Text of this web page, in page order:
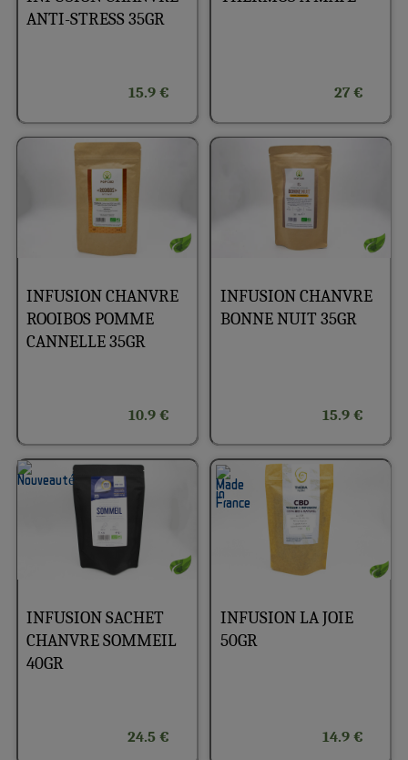
ANTI-STRESS 35GR
15.9 € 27 €
INFUSION CHANVRE
ROOIBOS POMME
CANNELLE 35GR
10.9 €
INFUSION CHANVRE
BONNE NUIT 35GR
15.9 €
INFUSION SACHET
CHANVRE SOMMEIL
40GR
24.5 €
INFUSION LA JOIE
50GR
14.9 €